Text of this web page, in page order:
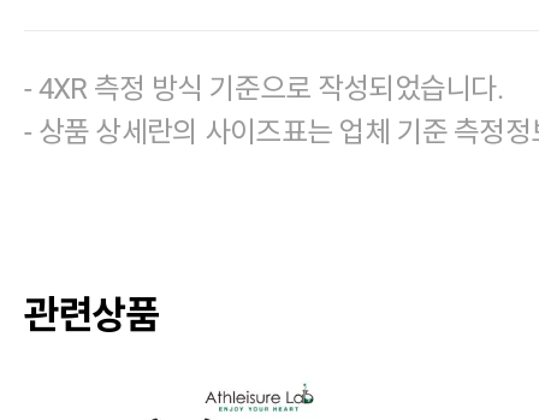
- 4XR 측정 방식 기준으로 작성되었습니다.
- 상품 상세란의 사이즈표는 업체 기준 측정정
관련상품